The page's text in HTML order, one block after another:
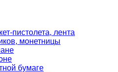
пистолета, лента
монетницы
бумаге